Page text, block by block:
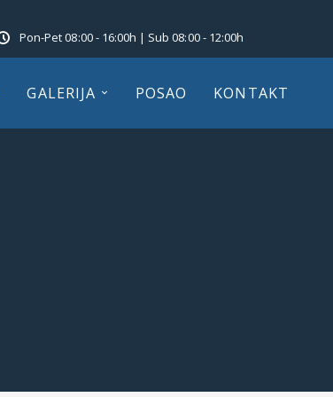
Pon-Pet 08:00 - 16:00h | Sub 08:00 - 12:00h
GALERIJA POSAO KONTAKT